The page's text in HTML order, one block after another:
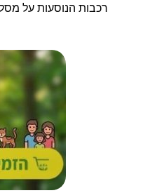
רכבות הנוסעות על